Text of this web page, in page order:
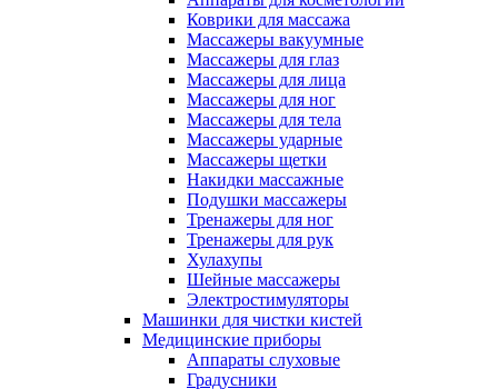
Коврики для массажа
Массажеры вакуумные
Массажеры для глаз
Массажеры для лица
Массажеры для ног
Массажеры для тела
Массажеры ударные
Массажеры щетки
Накидки массажные
Подушки массажеры
Тренажеры для ног
Тренажеры для рук
Хулахупы
Шейные массажеры
Электростимуляторы
Машинки для чистки кистей
Медицинские приборы
Аппараты слуховые
Градусники